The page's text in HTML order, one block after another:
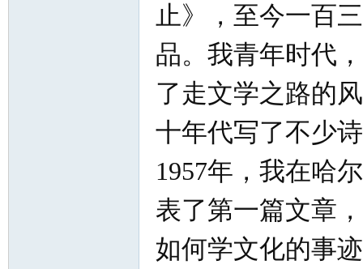
止》，至今一百
品。我青年时代
了走文学之路的
十年代写了不少
1957年，我在哈
表了第一篇文章
如何学文化的事